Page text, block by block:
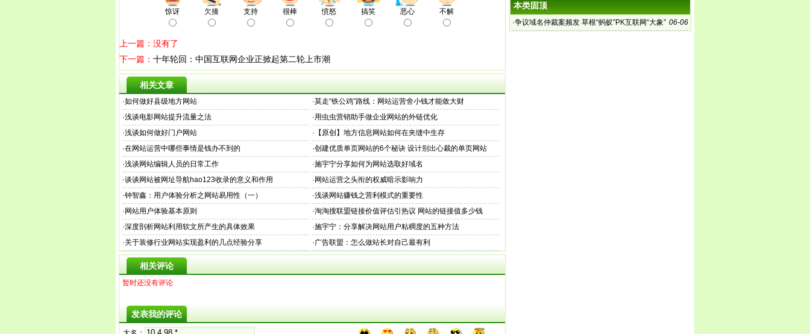
惊讶 欠揍 支持 很棒 愤怒 搞笑 恶心 不解
上一篇：没有了
下一篇： 十年轮回：中国互联网企业正掀起第二轮上市潮
相关文章
·如何做好县级地方网站 ·莫走“铁公鸡”路线：网站运营舍小钱才能敛大财
·浅谈电影网站提升流量之法 ·用虫虫营销助手做企业网站的外链优化
·浅谈如何做好门户网站 · 【原创】地方信息网站如何在夹缝中生存
·在网站运营中哪些事情是钱办不到的 ·创建优质单页网站的6个秘诀 设计别出心裁的单页网站
·浅谈网站编辑人员的日常工作 ·施宇宁分享如何为网站选取好域名
·谈谈网站被网址导航hao123收录的意义和作用 · 网站运营之头衔的权威暗示影响力
·钟智鑫：用户体验分析之网站易用性（一） ·浅谈网站赚钱之营利模式的重要性
· 网站用户体验基本原则 ·淘淘搜联盟链接价值评估引热议 网站的链接值多少钱
·深度剖析网站利用软文所产生的具体效果 ·施宇宁：分享解决网站用户粘稠度的五种方法
·关于装修行业网站实现盈利的几点经验分享 ·广告联盟：怎么做站长对自己最有利
相关评论
暂时还没有评论
发表我的评论
本类固顶
06-06
·争议域名仲裁案频发 草根“蚂蚁”PK互联网“大象”